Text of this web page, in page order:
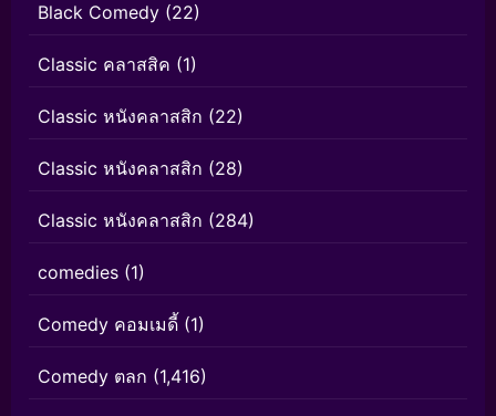
Black Comedy (22)
Classic คลาสสิค (1)
Classic หนังคลาสสิก (22)
Classic หนังคลาสสิก (28)
Classic หนังคลาสสิก (284)
comedies (1)
Comedy คอมเมดี้ (1)
Comedy ตลก (1,416)